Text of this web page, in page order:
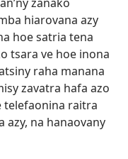
zanako
hiarovana azy
hoe satria tena
tsara ve hoe inona
raha manana
zavatra hafa azo
telefaonina raitra
azy, na hanaovany